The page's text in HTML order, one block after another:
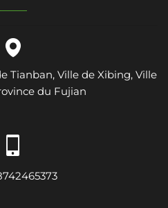
Tianban, Ville de Xibing, Ville
du Fujian